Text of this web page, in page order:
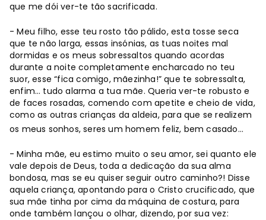
que me dói ver-te tão sacrificada.
- Meu filho, esse teu rosto tão pálido, esta tosse seca
que te não larga, essas insónias, as tuas noites mal
dormidas e os meus sobressaltos quando acordas
durante a noite completamente encharcado no teu
suor, esse “fica comigo, mãezinha!” que te sobressalta,
enfim… tudo alarma a tua mãe. Queria ver-te robusto e
de faces rosadas, comendo com apetite e cheio de vida,
como as outras crianças da aldeia, para que se realizem
os meus sonhos, seres um homem feliz, bem casado…
- Minha mãe, eu estimo muito o seu amor, sei quanto ele
vale depois de Deus, toda a dedicação da sua alma
bondosa, mas se eu quiser seguir outro caminho?! Disse
aquela criança, apontando para o Cristo crucificado, que
sua mãe tinha por cima da máquina de costura, para
onde também lançou o olhar, dizendo, por sua vez: